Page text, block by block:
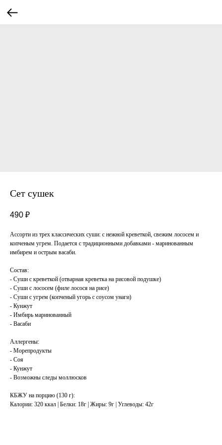
Сет сушек
490 ₽
Ассорти из трех классических суши: с нежной креветкой, свежим лососем и
копченым угрем. Подается с традиционными добавками - маринованным
имбирем и острым васаби.
Состав:
- Суши с креветкой (отварная креветка на рисовой подушке)
- Суши с лососем (филе лосося на рисе)
- Суши с угрем (копченый угорь с соусом унаги)
- Кунжут
- Имбирь маринованный
- Васаби
Аллергены:
- Морепродукты
- Соя
- Кунжут
- Возможны следы моллюсков
КБЖУ на порцию (130 г):
Калории: 320 ккал | Белки: 18г | Жиры: 9г | Углеводы: 42г